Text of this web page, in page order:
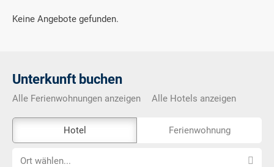
Keine Angebote gefunden.
Unterkunft buchen
Alle Ferienwohnungen anzeigen Alle Hotels anzeigen
Externe-
Buchungstool
Hotel Ferienwohnung
OrtOrt wählen...